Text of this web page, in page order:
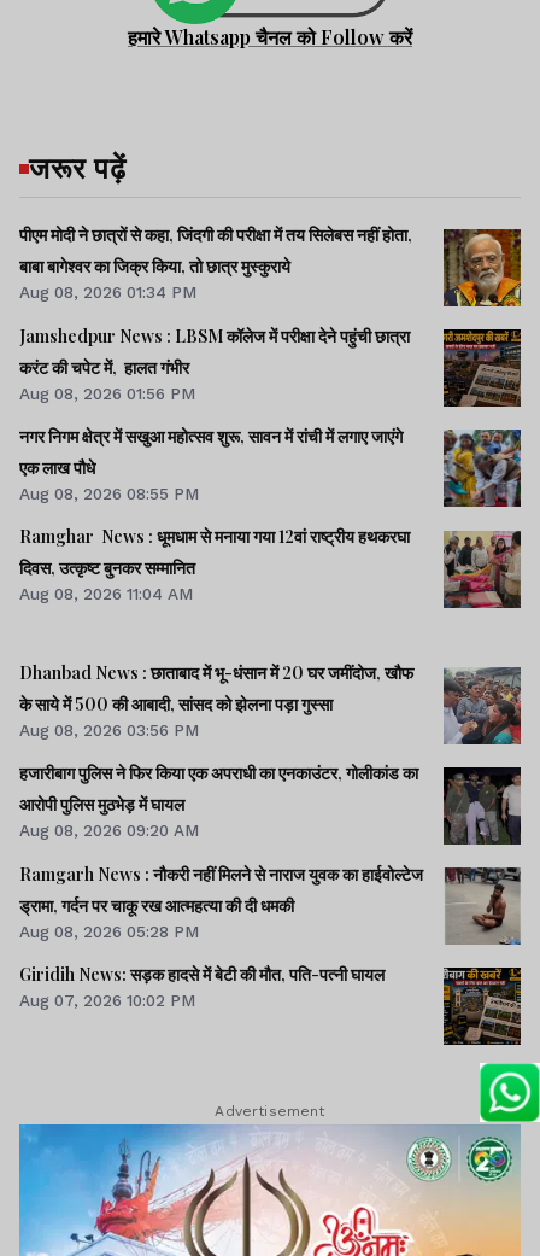
हमारे Whatsapp चैनल को Follow करें
जरूर पढ़ें
पीएम मोदी ने छात्रों से कहा, जिंदगी की परीक्षा में तय सिलेबस नहीं होता,
बाबा बागेश्वर का जिक्र किया, तो छात्र मुस्कुराये
Aug 08, 2026 01:34 PM
Jamshedpur News : LBSM कॉलेज में परीक्षा देने पहुंची छात्रा
करंट की चपेट में, हालत गंभीर
Aug 08, 2026 01:56 PM
नगर निगम क्षेत्र में सखुआ महोत्सव शुरू, सावन में रांची में लगाए जाएंगे
एक लाख पौधे
Aug 08, 2026 08:55 PM
Ramghar News : धूमधाम से मनाया गया 12वां राष्ट्रीय हथकरघा
दिवस, उत्कृष्ट बुनकर सम्मानित
Aug 08, 2026 11:04 AM
Dhanbad News : छाताबाद में भू-धंसान में 20 घर जमींदोज, खौफ
के साये में 500 की आबादी, सांसद को झेलना पड़ा गुस्सा
Aug 08, 2026 03:56 PM
हजारीबाग पुलिस ने फिर किया एक अपराधी का एनकाउंटर, गोलीकांड का
आरोपी पुलिस मुठभेड़ में घायल
Aug 08, 2026 09:20 AM
Ramgarh News : नौकरी नहीं मिलने से नाराज युवक का हाईवोल्टेज
ड्रामा, गर्दन पर चाकू रख आत्महत्या की दी धमकी
Aug 08, 2026 05:28 PM
Giridih News: सड़क हादसे में बेटी की मौत, पति-पत्नी घायल
Aug 07, 2026 10:02 PM
Advertisement